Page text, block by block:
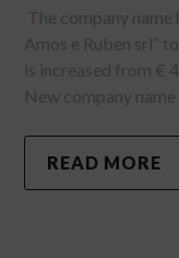
The company
Amos e Ruben srl”
is increased from €
New company name
READ MORE